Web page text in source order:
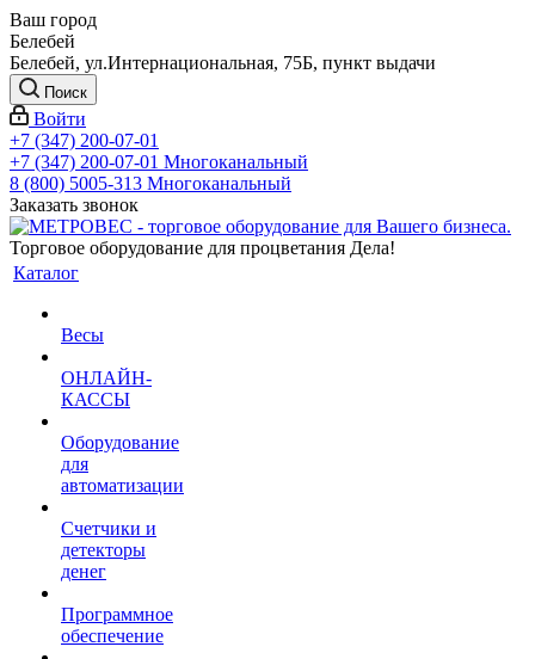
Ваш город
Белебей
Белебей, ул.Интернациональная, 75Б, пункт выдачи
Поиск
Войти
+7 (347) 200-07-01
+7 (347) 200-07-01 Многоканальный
8 (800) 5005-313 Многоканальный
Заказать звонок
Торговое оборудование для процветания Дела!
Каталог
Весы
ОНЛАЙН-
КАССЫ
Оборудование
для
автоматизации
Счетчики и
детекторы
денег
Программное
обеспечение